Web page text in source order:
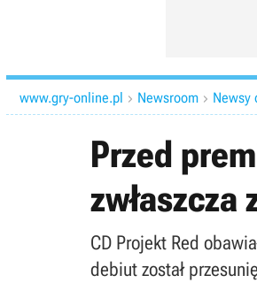
www.gry-online.pl  Newsroom  Newsy
Przed
CD Projekt Red
debiut został